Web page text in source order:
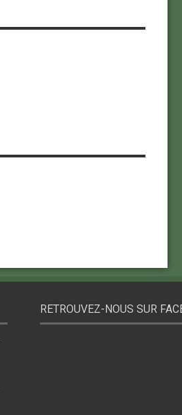
RETROUVEZ-NOUS SUR